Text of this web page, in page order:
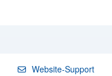
Website-Support